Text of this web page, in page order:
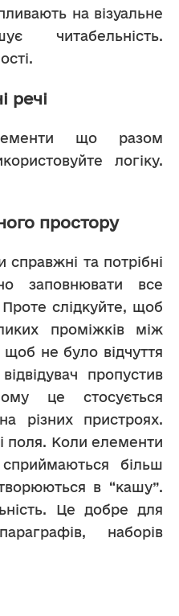
на візуальне
читабельність.
речі
що разом
логіку.
простору
та потрібні
заповнювати все
слідкуйте, щоб
проміжків між
не було відчуття
пропустив
це стосується
різних пристроях.
поля. Коли елементи
більш
в “кашу”.
Це добре для
наборів